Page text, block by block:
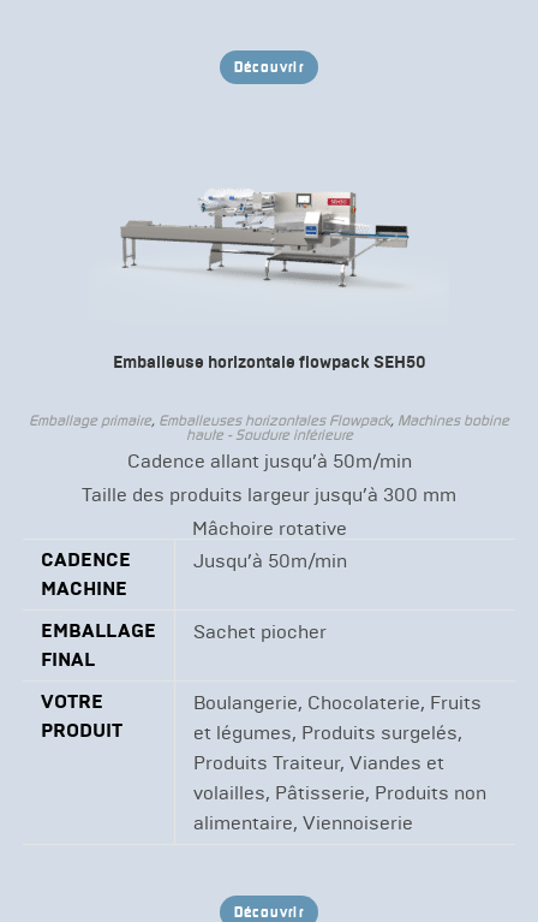
Découvrir
Emballeuse horizontale flowpack SEH50
Emballage primaire, Emballeuses horizontales Flowpack, Machines bobine
haute - Soudure inférieure
Cadence allant jusqu’à 50m/min
Taille des produits largeur jusqu’à 300 mm
Mâchoire rotative
CADENCE
MACHINE
Jusqu’à 50m/min
EMBALLAGE
FINAL
Sachet piocher
VOTRE
PRODUIT
Boulangerie, Chocolaterie, Fruits
et légumes, Produits surgelés,
Produits Traiteur, Viandes et
volailles, Pâtisserie, Produits non
alimentaire, Viennoiserie
Découvrir